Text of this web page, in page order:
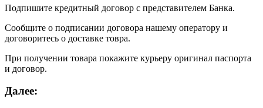
Подпишите кредитный договор с представителем Банка.
Сообщите о подписании договора нашему оператору и
договоритесь о доставке товра.
При получении товара покажите курьеру оригинал паспорта
и договор.
Далее: